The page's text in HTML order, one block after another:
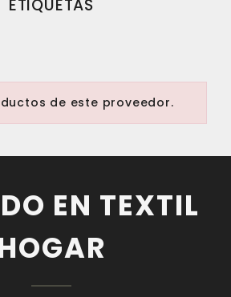
ETIQUETAS
de este proveedor.
EN TEXTIL